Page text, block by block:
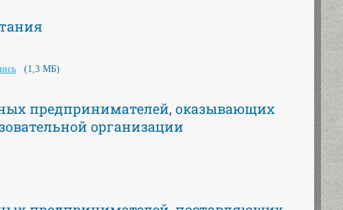
(1,3 МБ)
предпринимателей, оказывающих
организации